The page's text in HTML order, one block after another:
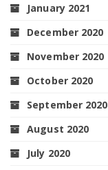
January 2021
December 2020
November 2020
October 2020
September 2020
August 2020
July 2020